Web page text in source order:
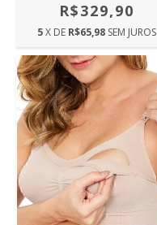
R$329,90
5X DE R$65,98 SEM JUROS